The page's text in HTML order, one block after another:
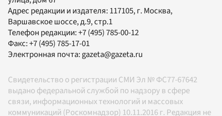
Адрес редакции и издателя: 117105, г. Москва,
Варшавское шоссе, д.9, стр.1
Телефон редакции:+7 (495) 785-00-12
Факс:+7 (495) 785-17-01
Электронная почта:gazeta@gazeta.ru
Свидетельство о регистрации СМИ Эл № ФС77-67642
выдано федеральной службой по надзору в сфере
связи, информационных технологий и массовых
коммуникаций (Роскомнадзор) 10.11.2016 г. Редакция не